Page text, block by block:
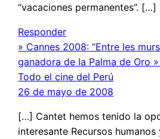
“vacaciones permanentes”. […]
Responder
» Cannes 2008: “Entre les
ganadora de la Palma de Oro
Todo el cine del Perú
26 de mayo de 2008
[…] Cantet hemos tenido la
interesante Recursos